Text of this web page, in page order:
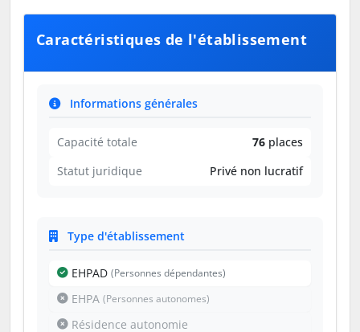
Caractéristiques de l'établissement
Informations générales
Capacité totale 76 places
Statut juridique
Privé non lucratif
Type d'établissement
EHPAD (Personnes dépendantes)
EHPA (Personnes autonomes)
Résidence autonomie